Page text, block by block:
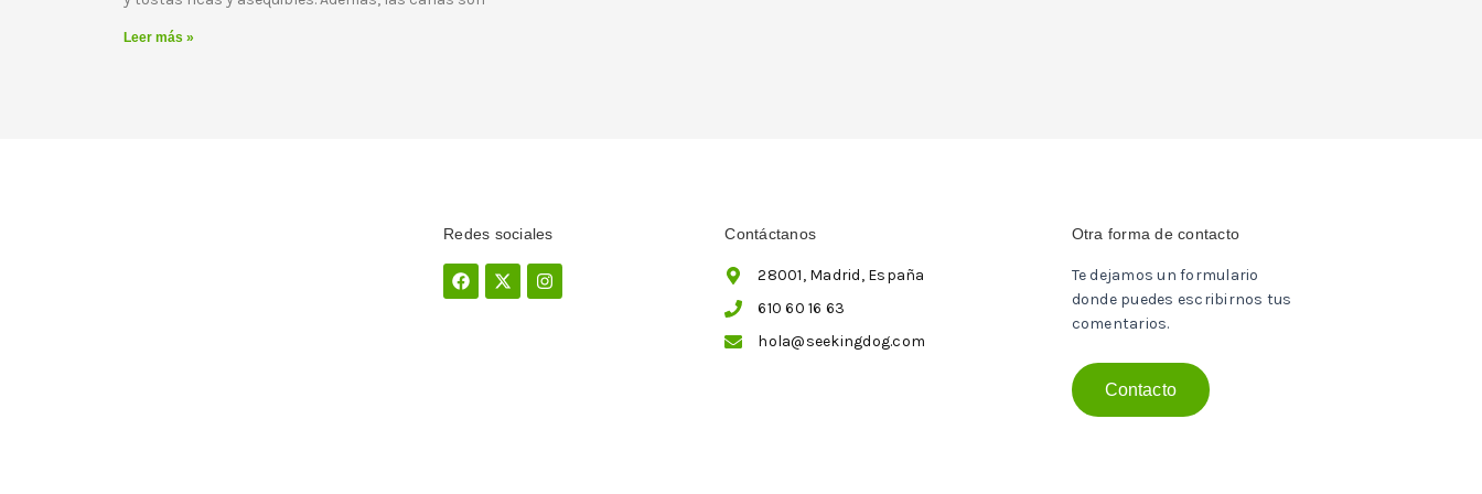
Leer más »
Redes sociales
Facebook
X-
twitter
Instagram
Contáctanos
28001, Madrid, España
610 60 16 63
hola@seekingdog.com
Otra forma de contacto
Te dejamos un formulario
donde puedes escribirnos tus
comentarios.
Contacto